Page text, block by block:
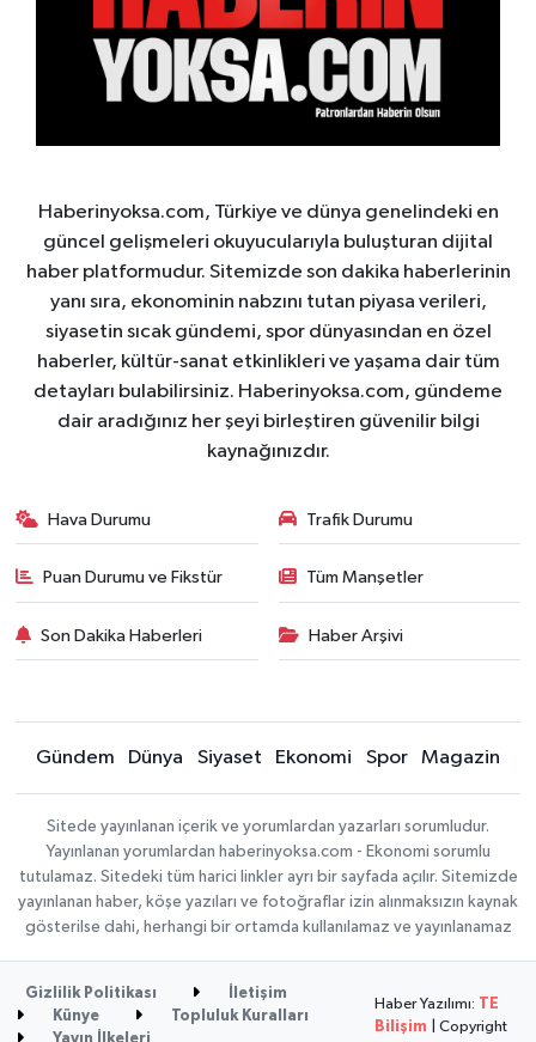
Haberinyoksa.com, Türkiye ve dünya genelindeki en
güncel gelişmeleri okuyucularıyla buluşturan dijital
haber platformudur. Sitemizde son dakika haberlerinin
yanı sıra, ekonominin nabzını tutan piyasa verileri,
siyasetin sıcak gündemi, spor dünyasından en özel
haberler, kültür-sanat etkinlikleri ve yaşama dair tüm
detayları bulabilirsiniz. Haberinyoksa.com, gündeme
dair aradığınız her şeyi birleştiren güvenilir bilgi
kaynağınızdır.
Hava Durumu Trafik Durumu
Puan Durumu ve Fikstür Tüm Manşetler
Son Dakika Haberleri Haber Arşivi
Gündem Dünya Siyaset Ekonomi Spor Magazin
Sitede yayınlanan içerik ve yorumlardan yazarları sorumludur.
Yayınlanan yorumlardan haberinyoksa.com - Ekonomi sorumlu
tutulamaz. Sitedeki tüm harici linkler ayrı bir sayfada açılır. Sitemizde
yayınlanan haber, köşe yazıları ve fotoğraflar izin alınmaksızın kaynak
gösterilse dahi, herhangi bir ortamda kullanılamaz ve yayınlanamaz
Gizlilik Politikası
İletişim
Künye
Topluluk Kuralları
Haber Yazılımı: TE
Bilişim | Copyright